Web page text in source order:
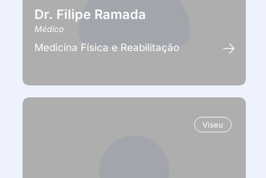
Dr. Filipe Ramada
Médico
Medicina Física e Reabilitação
Viseu